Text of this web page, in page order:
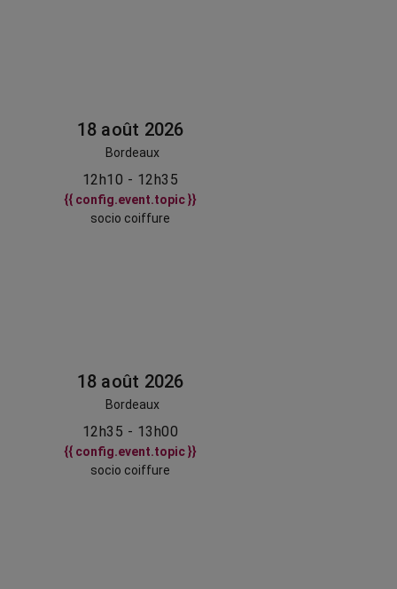
18 août 2026
Bordeaux
12h10 - 12h35
{{ config.event.topic }}
socio coiffure
18 août 2026
Bordeaux
12h35 - 13h00
{{ config.event.topic }}
socio coiffure